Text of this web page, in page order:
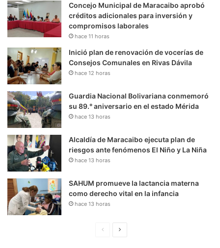
Concejo Municipal de Maracaibo aprobó
créditos adicionales para inversión y
compromisos laborales
hace 11 horas
Inició plan de renovación de vocerías de
Consejos Comunales en Rivas Dávila
hace 12 horas
Guardia Nacional Bolivariana conmemoró
su 89.° aniversario en el estado Mérida
hace 13 horas
Alcaldía de Maracaibo ejecuta plan de
riesgos ante fenómenos El Niño y La Niña
hace 13 horas
SAHUM promueve la lactancia materna
como derecho vital en la infancia
hace 13 horas